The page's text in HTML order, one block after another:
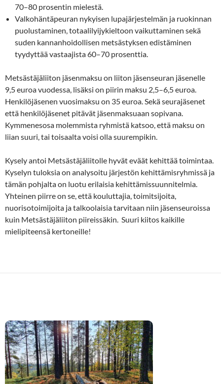
70–80 prosentin mielestä.
Valkohäntäpeuran nykyisen lupajärjestelmän ja ruokinnan
puolustaminen, totaalilyijykieltoon vaikuttaminen sekä
suden kannanhoidollisen metsästyksen edistäminen
tyydyttää vastaajista 60–70 prosenttia.
Metsästäjäliiton jäsenmaksu on liiton jäsenseuran jäsenelle
9,5 euroa vuodessa, lisäksi on piirin maksu 2,5–6,5 euroa.
Henkilöjäsenen vuosimaksu on 35 euroa. Sekä seurajäsenet
että henkilöjäsenet pitävät jäsenmaksuaan sopivana.
Kymmenesosa molemmista ryhmistä katsoo, että maksu on
liian suuri, tai toisaalta voisi olla suurempikin.
Kysely antoi Metsästäjäliitolle hyvät eväät kehittää toimintaa.
Kyselyn tuloksia on analysoitu järjestön kehittämisryhmissä ja
tämän pohjalta on luotu erilaisia kehittämissuunnitelmia.
Yhteinen piirre on se, että kouluttajia, toimitsijoita,
nuorisotoimijoita ja talkoolaisia tarvitaan niin jäsenseuroissa
kuin Metsästäjäliiton piireissäkin. Suuri kiitos kaikille
mielipiteensä kertoneille!